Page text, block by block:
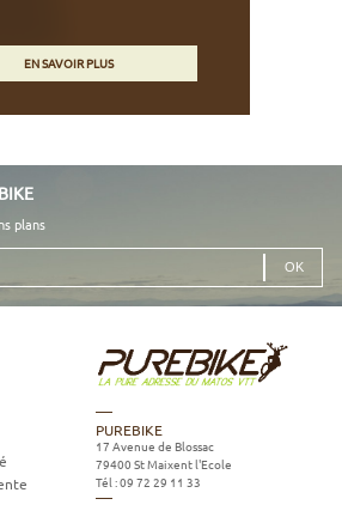
EN SAVOIR PLUS
plans
PUREBIKE
17 Avenue de Blossac
79400 St Maixent l'Ecole
Tél :09 72 29 11 33